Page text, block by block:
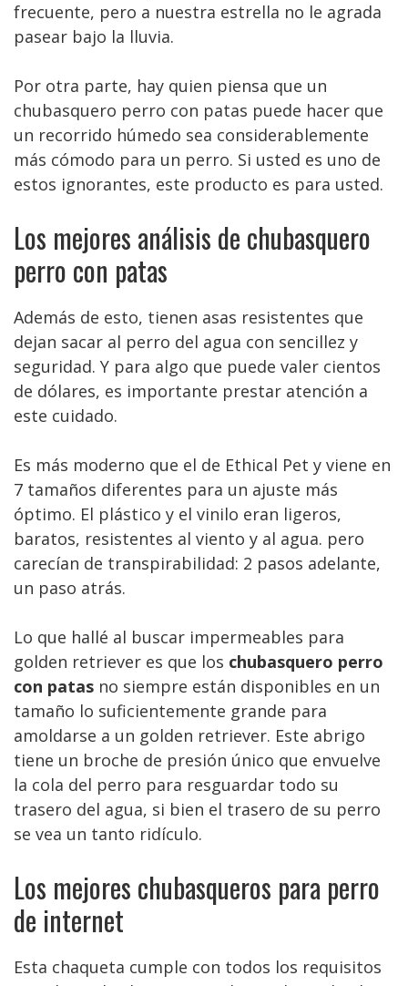
frecuente, pero a nuestra estrella no le agrada
pasear bajo la lluvia.
Por otra parte, hay quien piensa que un
chubasquero perro con patas puede hacer que
un recorrido húmedo sea considerablemente
más cómodo para un perro. Si usted es uno de
estos ignorantes, este producto es para usted.
Los mejores análisis de chubasquero
perro con patas
Además de esto, tienen asas resistentes que
dejan sacar al perro del agua con sencillez y
seguridad. Y para algo que puede valer cientos
de dólares, es importante prestar atención a
este cuidado.
Es más moderno que el de Ethical Pet y viene en
7 tamaños diferentes para un ajuste más
óptimo. El plástico y el vinilo eran ligeros,
baratos, resistentes al viento y al agua. pero
carecían de transpirabilidad: 2 pasos adelante,
un paso atrás.
Lo que hallé al buscar impermeables para
golden retriever es que los chubasquero perro
con patas no siempre están disponibles en un
tamaño lo suficientemente grande para
amoldarse a un golden retriever. Este abrigo
tiene un broche de presión único que envuelve
la cola del perro para resguardar todo su
trasero del agua, si bien el trasero de su perro
se vea un tanto ridículo.
Los mejores chubasqueros para perro
de internet
Esta chaqueta cumple con todos los requisitos